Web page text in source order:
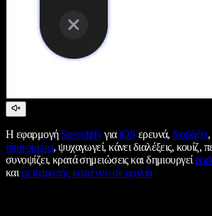
Η εφαρμογή SpeechifyγιαiOS ερευνά,διαβάζει,
υπαγορεύει, ψυχαγωγεί, κάνει διαλέξεις, κουίζ,
συνοψίζει, κρατά σημειώσεις και δημιουργεί
καιμετατροπής κειμένου σε ομιλία